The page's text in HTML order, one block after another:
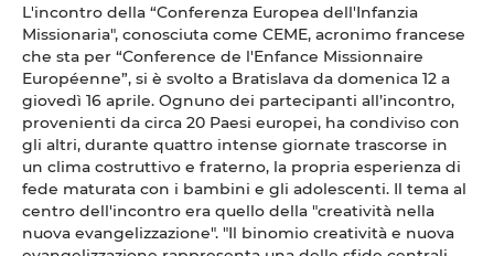
L'incontro della “Conferenza Europea dell'Infanzia
Missionaria", conosciuta come CEME, acronimo francese
che sta per “Conference de l'Enfance Missionnaire
Européenne”, si è svolto a Bratislava da domenica 12 a
giovedì 16 aprile. Ognuno dei partecipanti all’incontro,
provenienti da circa 20 Paesi europei, ha condiviso con
gli altri, durante quattro intense giornate trascorse in
un clima costruttivo e fraterno, la propria esperienza di
fede maturata con i bambini e gli adolescenti. Il tema al
centro dell'incontro era quello della "creatività nella
nuova evangelizzazione". "Il binomio creatività e nuova